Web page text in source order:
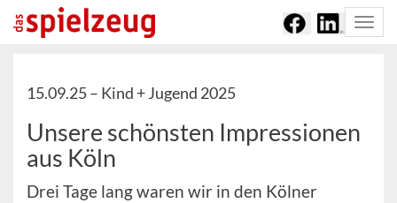
15.09.25 – Kind + Jugend 2025
Unsere schönsten Impressionen
aus Köln
Drei Tage lang waren wir in den Kölner